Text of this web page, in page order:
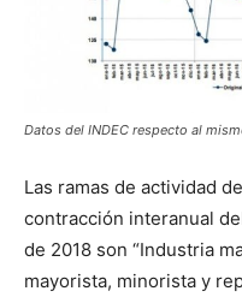
Datos del INDEC respecto al
Las ramas de actividad
contracción interanual
de 2018 son “Industria
mayorista, minorista y